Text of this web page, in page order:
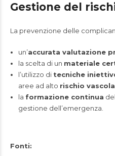
Gestione del
La prevenzione delle
un’accurata valutazione
la scelta di un materiale
l’utilizzo di tecniche
aree ad alto rischio
la formazione continua
gestione dell’emergenza.
Fonti: